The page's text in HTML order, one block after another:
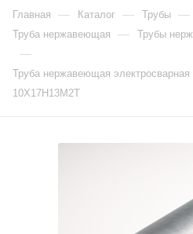
Главная — Каталог — Трубы —
Труба нержавеющая — Трубы
—
Труба нержавеющая электросварная
10Х17Н13М2Т